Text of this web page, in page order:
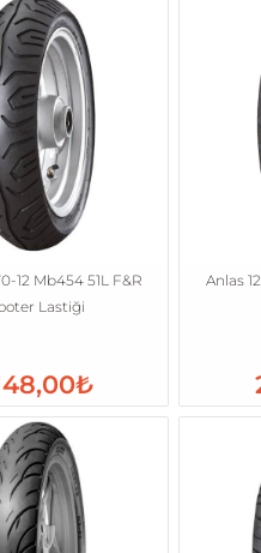
12 Mb454 51L F&R
Lastiği
Anlas